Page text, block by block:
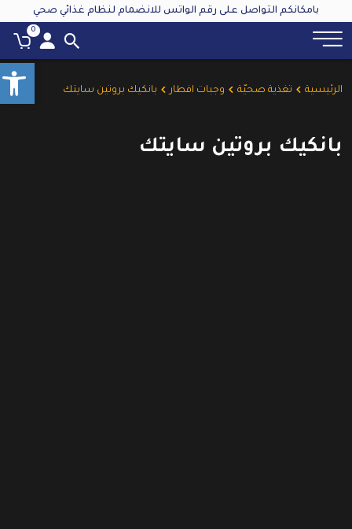
بامكانكم التواصل على رقم الواتس للانضمام لنظام غذائي صحي
0
الرئيسية تغذية صحيّة وجبات افطار بانكيك بروتين سايتك
بانكيك بروتين سايتك